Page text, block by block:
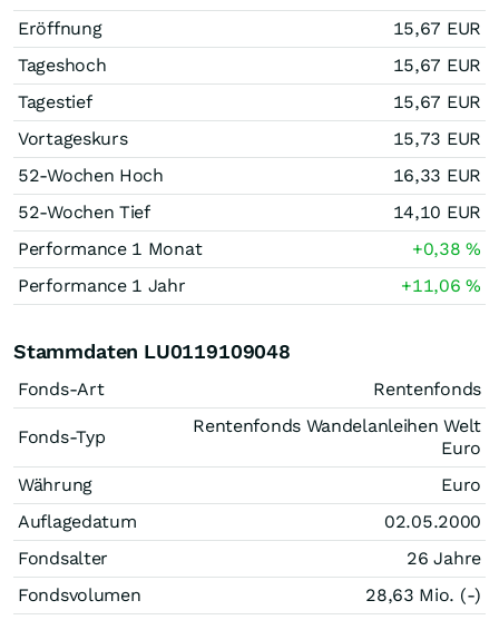
Eröffnung
15,67 EUR
Tageshoch
15,67 EUR
Tagestief
15,67 EUR
Vortageskurs
15,73 EUR
52-Wochen Hoch
16,33 EUR
52-Wochen Tief
14,10 EUR
Performance 1 Monat
+0,38%
Performance 1 Jahr
+11,06%
Stammdaten LU0119109048
Fonds-Art Rentenfonds
Fonds-Typ
Rentenfonds Wandelanleihen Welt
Euro
Währung
Euro
Auflagedatum
02.05.2000
Fondsalter
26 Jahre
Fondsvolumen
28,63 Mio. (-)